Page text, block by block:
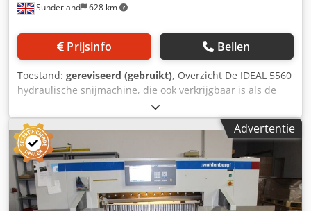
Sunderland 628 km
Prijsinfo Bellen
Toestand: gereviseerd (gebruikt), Overzicht De IDEAL 5560
hydraulische snijmachine, die ook verkrijgbaar is als de
EBA 5560, is ontworpen voor commerciële drukkerijen,
digitale drukkerijen en interne drukkerijafdelingen waar
precisie, betrouwbaarheid en productiviteit van essentieel
belang zijn. Deze machine, die in Duitsland is vervaardigd
volgens een uitzonderlijk hoge standaard, combineert
krachtige hydraulische snijprestaties met een
programmeerbaar elektronisch besturingssysteem,
waardoor snel, nauwkeurig en herhaalbaar snijden
Advertentie